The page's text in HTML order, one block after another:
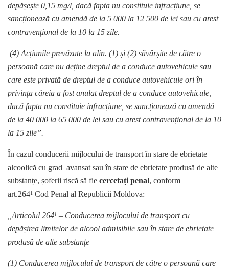
depășește 0,15 mg/l, dacă fapta nu constituie infracțiune, se
sancționează cu amendă de la 5 000 la 12 500 de lei sau cu arest
contravențional de la 10 la 15 zile.
(4) Acțiunile prevăzute la alin. (1) și (2) săvârșite de către o
persoană care nu deține dreptul de a conduce autovehicule sau
care este privată de dreptul de a conduce autovehicule ori în
privința căreia a fost anulat dreptul de a conduce autovehicule,
dacă fapta nu constituie infracțiune, se sancționează cu amendă
de la 40 000 la 65 000 de lei sau cu arest contravențional de la 10
la 15 zile”.
În cazul conducerii mijlocului de transport în stare de ebrietate
alcoolică cu grad avansat sau în stare de ebrietate produsă de alte
substanțe, șoferii riscă să fie cercetați penal, conform
art.2641 Cod Penal al Republicii Moldova:
Articolul 2641 – Conducerea mijlocului de transport cu
depășirea limitelor de alcool admisibile sau în stare de ebrietate
produsă de alte substanțe
(1) Conducerea mijlocului de transport de către o persoană care